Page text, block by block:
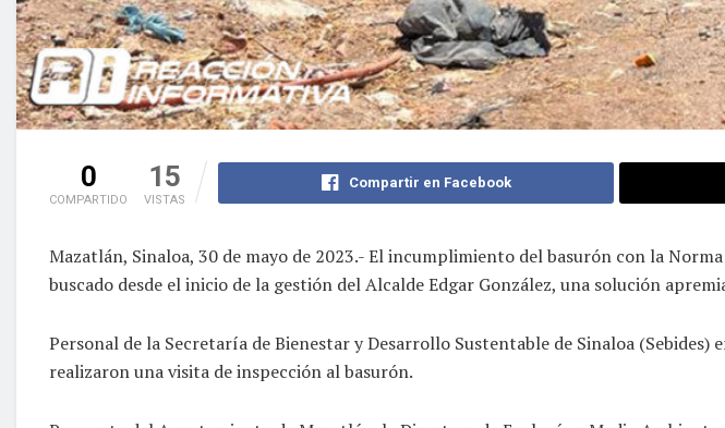
0
COMPARTIDO
15
VISTAS
Compartir en Facebook
Mazatlán, Sinaloa, 30 de mayo de 2023.- El incumplimiento del basurón con la
buscado desde el inicio de la gestión del Alcalde Edgar González, una solución
Personal de la Secretaría de Bienestar y Desarrollo Sustentable de Sinaloa
realizaron una visita de inspección al basurón.